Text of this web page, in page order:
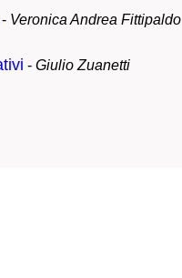
- Veronica Andrea Fittipaldo
- Giulio Zuanetti